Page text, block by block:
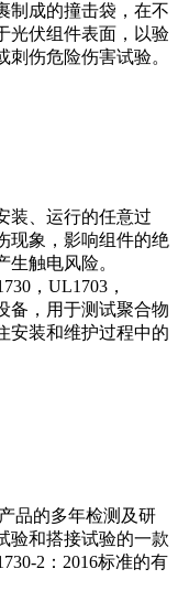
制成的撞击袋，在不
光伏组件表面，以验
伤危险伤害试验。
装、运行的任意过
现象，影响组件的绝
触电风险。
，UL1703，
备，用于测试聚合物
安装和维护过程中的
品的多年检测及研
验和搭接试验的一款
2：2016标准的有